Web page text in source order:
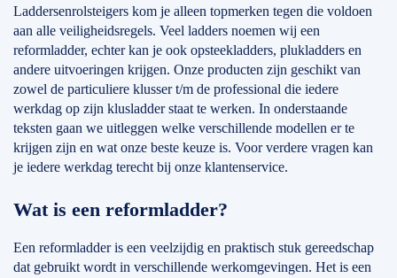
Laddersenrolsteigers kom je alleen topmerken tegen die voldoen
aan alle veiligheidsregels. Veel ladders noemen wij een
reformladder, echter kan je ook opsteekladders, plukladders en
andere uitvoeringen krijgen. Onze producten zijn geschikt van
zowel de particuliere klusser t/m de professional die iedere
werkdag op zijn klusladder staat te werken. In onderstaande
teksten gaan we uitleggen welke verschillende modellen er te
krijgen zijn en wat onze beste keuze is. Voor verdere vragen kan
je iedere werkdag terecht bij onze klantenservice.
Wat is een reformladder?
Een reformladder is een veelzijdig en praktisch stuk gereedschap
dat gebruikt wordt in verschillende werkomgevingen. Het is een